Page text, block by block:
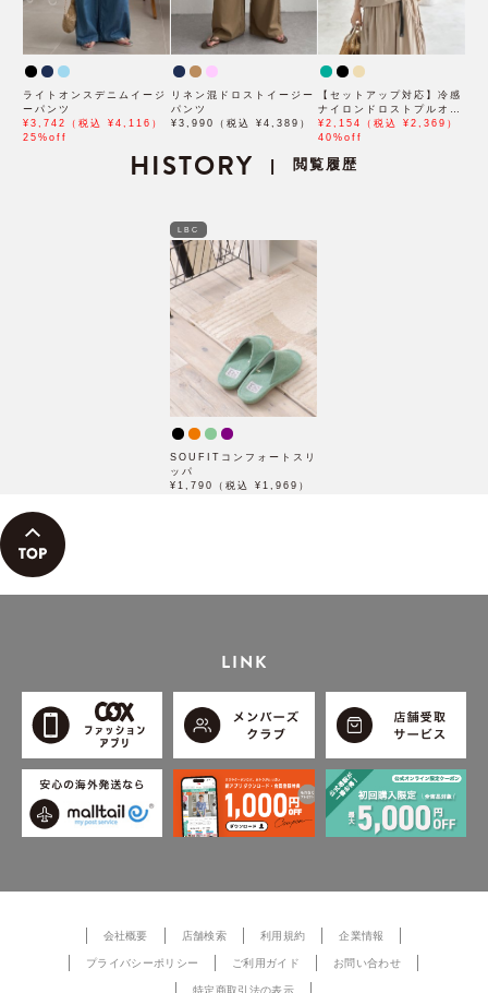
ライトオンスデニムイージ
ーパンツ
¥3,742（税込 ¥4,116）
25%off
リネン混ドロストイージー
パンツ
¥3,990（税込 ¥4,389）
【セットアップ対応】冷感
ナイロンドロストプルオー
バー
¥2,154（税込 ¥2,369）
40%off
HISTORY | 閲覧履歴
LBC
SOUFITコンフォートスリ
ッパ
¥1,790（税込 ¥1,969）
LINK
会社概要 店舗検索 利用規約 企業情報
プライバシーポリシー ご利用ガイド お問い合わせ
特定商取引法の表示